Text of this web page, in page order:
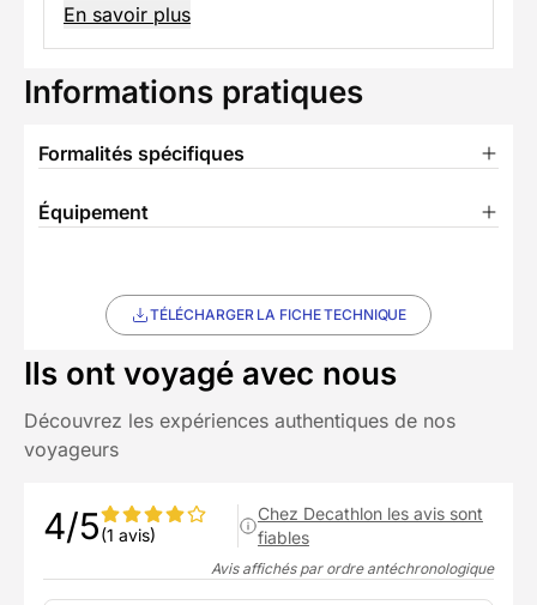
En savoir plus
Informations pratiques
Formalités spécifiques
Équipement
TÉLÉCHARGER LA FICHE TECHNIQUE
Ils ont voyagé avec nous
Découvrez les expériences authentiques de nos
voyageurs
4/5(1 avis)
Chez Decathlon les avis sont
fiables
Avis affichés par ordre antéchronologique